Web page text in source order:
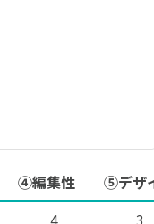
④編集性
⑤デザ
4
3